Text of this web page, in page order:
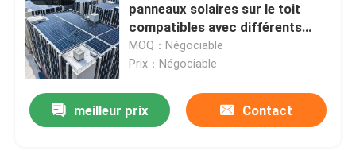
panneaux solaires sur le toit
compatibles avec différents
modules solaires offrant des
solutions flexibles et de
MOQ：Négociable
Prix：Négociable
meilleur prix Contact